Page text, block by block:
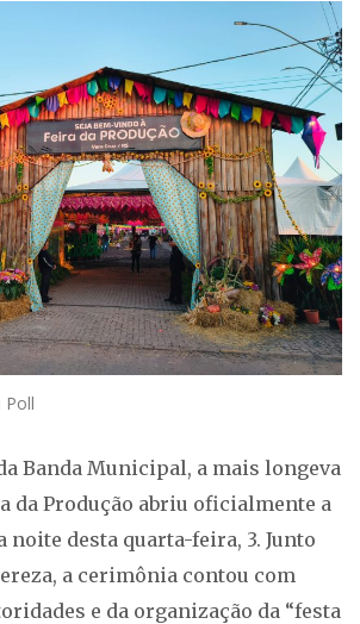
Poll
Banda Municipal, a mais longeva
da Produção abriu oficialmente a
noite desta quarta-feira, 3. Junto
a cerimônia contou com
e da organização da “festa